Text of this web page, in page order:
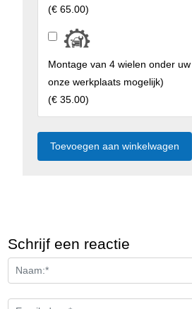
(€ 65.00)
Montage van 4 wielen onder
onze werkplaats mogelijk)
(€ 35.00)
Schrijf een reactie